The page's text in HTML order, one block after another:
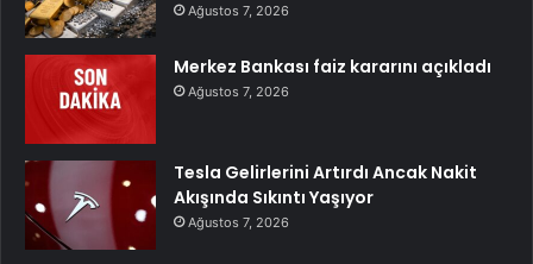
Ağustos 7, 2026
Merkez Bankası faiz kararını açıkladı
Ağustos 7, 2026
Tesla Gelirlerini Artırdı Ancak Nakit
Akışında Sıkıntı Yaşıyor
Ağustos 7, 2026